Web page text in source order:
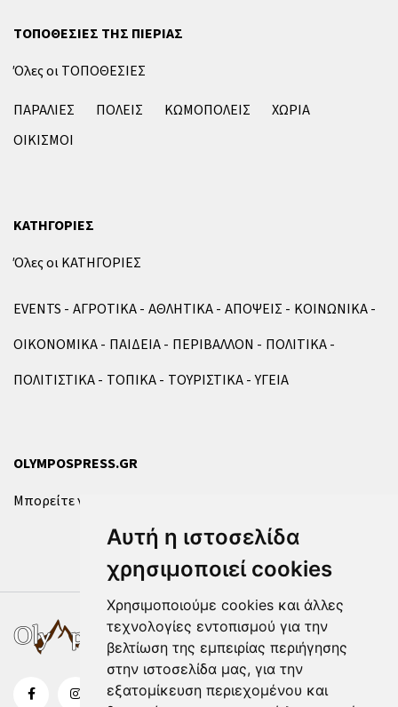
Αυτή η ιστοσελίδα
χρησιμοποιεί cookies
Χρησιμοποιούμε cookies και άλλες
τεχνολογίες εντοπισμού για την
βελτίωση της εμπειρίας περιήγησης
στην ιστοσελίδα μας, για την
εξατομίκευση περιεχομένου και
ΤΟΠΟΘΕΣΙΕΣ ΤΗΣ ΠΙΕΡΙΑΣ
Όλες οι ΤΟΠΟΘΕΣΙΕΣ
ΠΑΡΑΛΙΕΣ
ΠΟΛΕΙΣ ΚΩΜΟΠΟΛΕΙΣ
ΧΩΡΙΑ
ΟΙΚΙΣΜΟΙ
ΚΑΤΗΓΟΡΙΕΣ
Όλες οι ΚΑΤΗΓΟΡΙΕΣ
EVENTS ΑΓΡΟΤΙΚΑ ΑΘΛΗΤΙΚΑ ΑΠΟΨΕΙΣ
ΚΟΙΝΩΝΙΚΑ
ΟΙΚΟΝΟΜΙΚΑ
ΠΑΙΔΕΙΑ ΠΕΡΙΒΑΛΛΟΝ
ΠΟΛΙΤΙΚΑ
ΠΟΛΙΤΙΣΤΙΚΑ
ΤΟΠΙΚΑ ΤΟΥΡΙΣΤΙΚΑ ΥΓΕΙΑ
OLYMPOSPRESS.GR
Μπορείτε να επικοινωνήσετε μαζί μας μέσω της